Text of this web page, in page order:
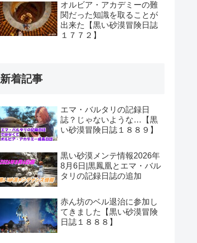
オルビア・アカデミーの難
関だった知識を取ることが
出来た【黒い砂漠冒険日誌
１７７２】
新着記事
エマ・バルタリの記録日
誌？じゃないような…【黒
い砂漠冒険日誌１８８９】
黒い砂漠メンテ情報2026年
8月6日|黒鳳凰とエマ・バル
タリの記録日誌の追加
赤ん坊のベル退治に参加し
てきました【黒い砂漠冒険
日誌１８８８】